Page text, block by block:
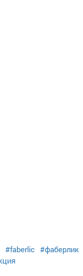
#faberlic #фаберлик